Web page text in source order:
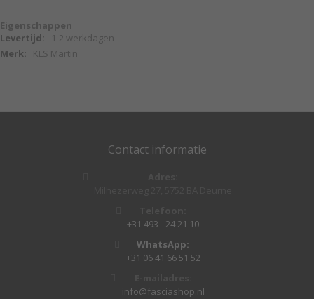
Eigenschappen
Eigenschappen1-2 werkdagen
KLS Martin
Contact informatie
+31 493 - 24 21 10
WhatsApp:
+31 06 41 66 51 52
info@fasciashop.nl